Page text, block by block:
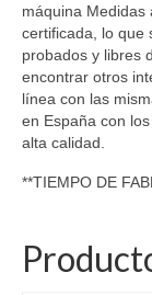
máquina Medidas
certificada, lo que
probados y libres
encontrar otros
línea con las
en España con
alta calidad.
**TIEMPO DE